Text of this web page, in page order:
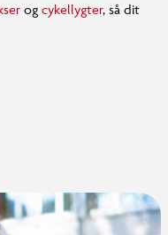
og cykellygter, så dit